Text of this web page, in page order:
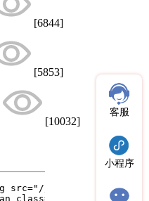
[6844]
[5853]
[10032]
客服
小程序